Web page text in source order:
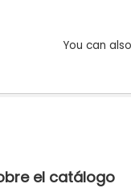
You can
el catálogo